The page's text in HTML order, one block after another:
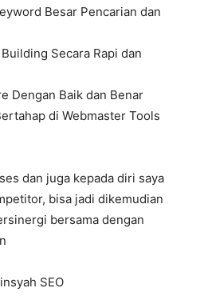
Besar Pencarian dan
Secara Rapi dan
Dengan Baik dan Benar
di Webmaster Tools
dan juga kepada diri saya
bisa jadi dikemudian
bersama dengan
SEO